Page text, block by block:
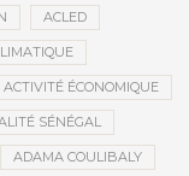
ACLED
ACTIVITÉ ÉCONOMIQUE
SÉNÉGAL
ADAMA COULIBALY